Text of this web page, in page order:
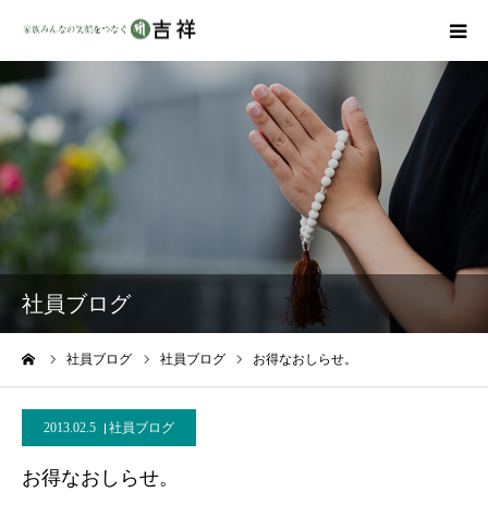
社員ブログ
社員ブログ 社員ブログ お得なおしらせ。
2013.02.5 社員ブログ
お得なおしらせ。
商品ラインナップ
墓地・霊園を探す
吉祥の特徴